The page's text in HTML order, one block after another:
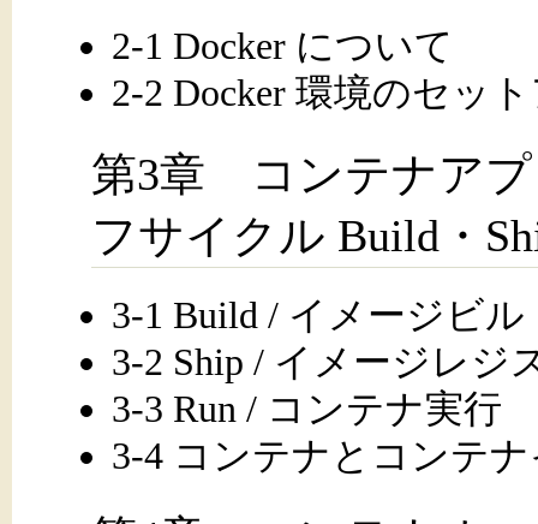
2-1 Docker について
2-2 Docker 環境のセッ
第3章 コンテナアプ
フサイクル Build・
3-1 Build / イメージビル
3-2 Ship / イメージレジ
3-3 Run / コンテナ実行
3-4 コンテナとコンテ